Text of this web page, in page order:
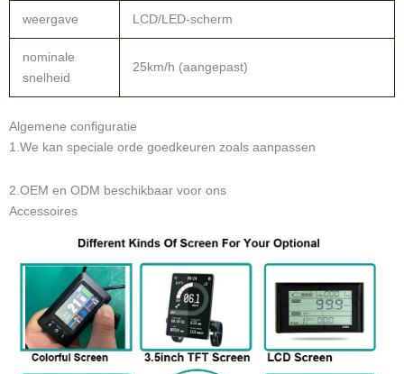
weergave LCD/LED-scherm
nominale
snelheid
25km/h (aangepast)
Algemene configuratie
1.We kan speciale orde goedkeuren zoals aanpassen
2.OEM en ODM beschikbaar voor ons
Accessoires